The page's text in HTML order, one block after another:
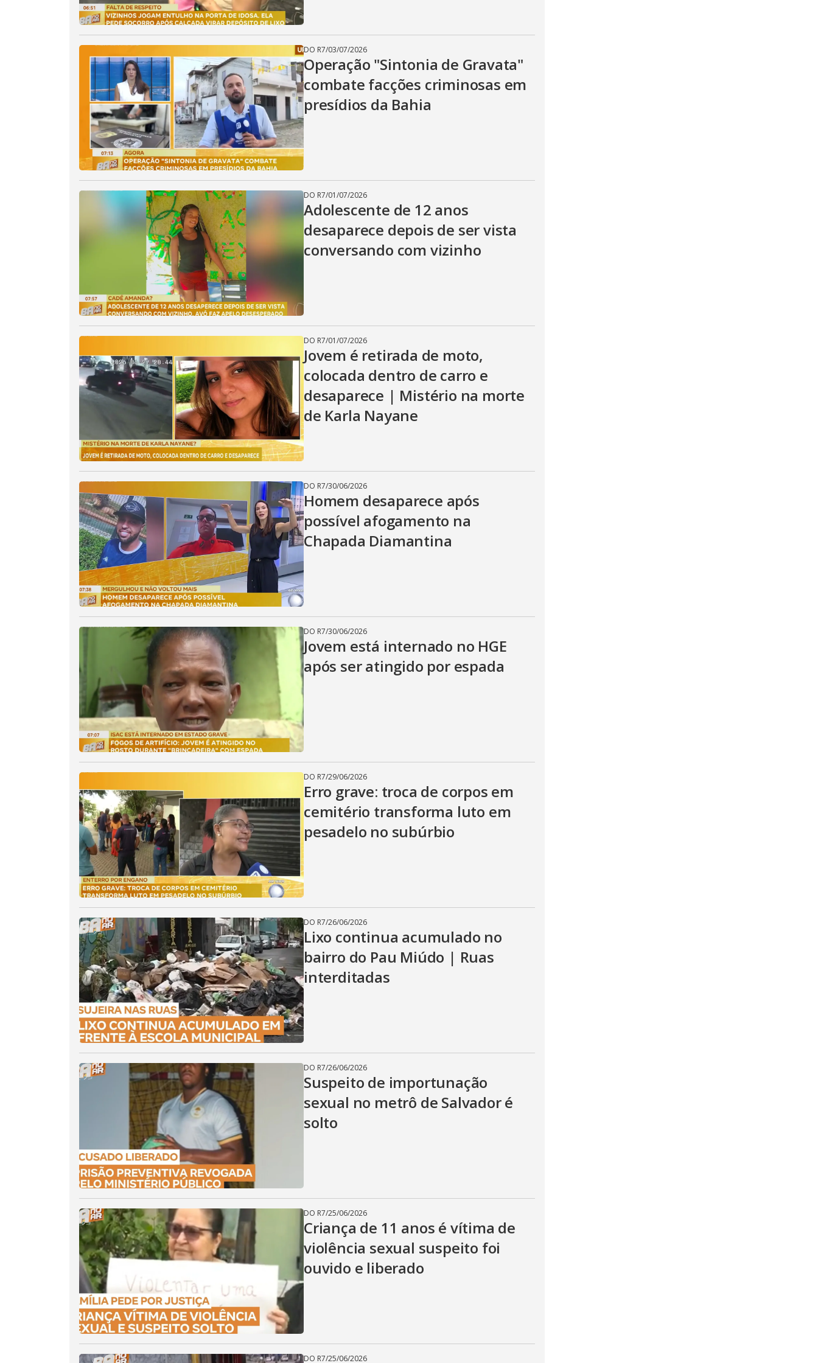
i
d
e
o
DO R7/03/07/2026
Operação "Sintonia de Gravata"
combate facções criminosas em
presídios da Bahia
DO R7/01/07/2026
Adolescente de 12 anos
desaparece depois de ser vista
conversando com vizinho
DO R7/01/07/2026
Jovem é retirada de moto,
colocada dentro de carro e
desaparece | Mistério na morte
de Karla Nayane
DO R7/30/06/2026
Homem desaparece após
possível afogamento na
Chapada Diamantina
DO R7/30/06/2026
Jovem está internado no HGE
após ser atingido por espada
DO R7/29/06/2026
Erro grave: troca de corpos em
cemitério transforma luto em
pesadelo no subúrbio
DO R7/26/06/2026
Lixo continua acumulado no
bairro do Pau Miúdo | Ruas
interditadas
DO R7/26/06/2026
Suspeito de importunação
sexual no metrô de Salvador é
solto
DO R7/25/06/2026
Criança de 11 anos é vítima de
violência sexual suspeito foi
ouvido e liberado
DO R7/25/06/2026